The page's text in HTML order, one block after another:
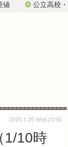
値 公立高校
1/10時
2023.1.25 Wed 20:00